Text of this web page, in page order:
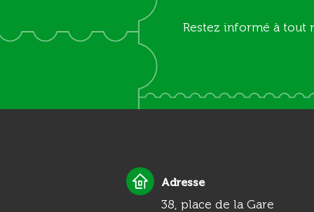
Restez informé à tout
Adresse
38, place de la Gare